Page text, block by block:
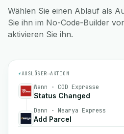
Wählen Sie einen Ablauf als
Sie ihn im No-Code-Builder
aktivieren Sie ihn.
⚡AUSLÖSER→AKTION
Wann · COD Expresse
Status Changed
Dann · Nearya Express
Add Parcel